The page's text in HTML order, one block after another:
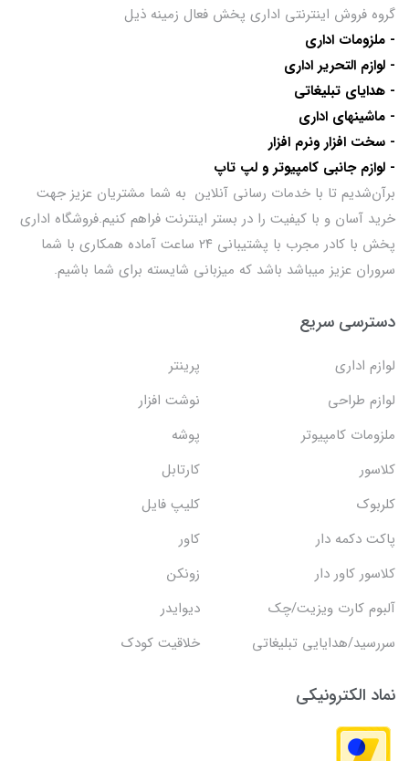
گروه فروش اینترنتی اداری پخش فعال زمینه ذیل
- ملزومات اداری
- لوازم التحریر اداری
- هدایای تبلیغاتی
- ماشینهای اداری
- سخت افزار ونرم افزار
- لوازم جانبی کامپیوتر و لپ تاپ
برآن‌شدیم تا با خدمات رسانی آنلاین به شما مشتریان عزیز جهت
خرید آسان و با کیفیت را در بستر اینترنت فراهم کنیم.فروشگاه اداری
پخش با کادر مجرب با پشتیبانی ۲۴ ساعت آماده همکاری با شما
سروران عزیز میباشد باشد که میزبانی شایسته برای شما باشیم.
دسترسی سریع
لوازم اداری
پرینتر
لوازم طراحی
نوشت افزار
ملزومات کامپیوتر
پوشه
کلاسور
کارتابل
کلربوک
کلیپ فایل
پاکت دکمه دار
کاور
کلاسور کاور دار
زونکن
آلبوم کارت ویزیت/چک
دیوایدر
سررسید/هدایایی تبلیغاتی
خلاقیت کودک
نماد الکترونیکی